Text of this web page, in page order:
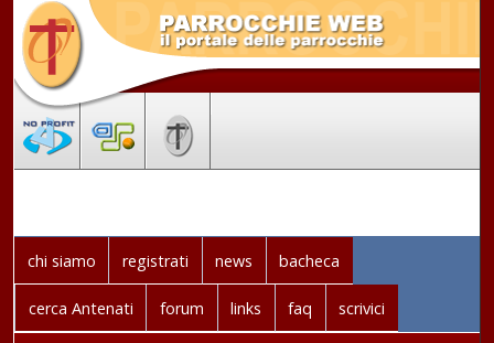
chi siamo registrati news bacheca
cerca Antenati forum links faq scrivici